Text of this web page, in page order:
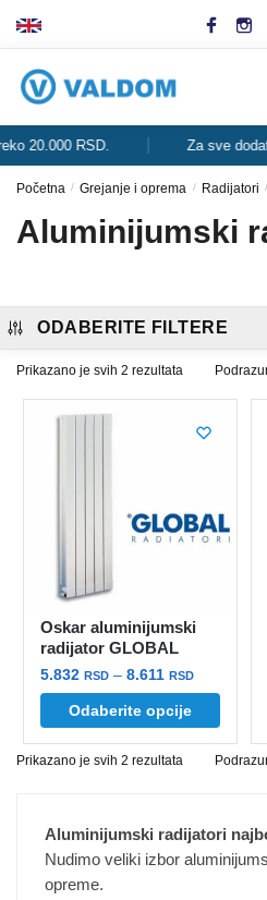
20.000 RSD. Za sve
Početna / Grejanje i oprema / Radijatori /
Aluminijumski
ODABERITE FILTERE
Prikazano je svih 2 rezultata
Oskar aluminijumski
radijator GLOBAL
5.832RSD – 8.611RSDRaspon
cena:
5.832 rsd
Odaberite opcije
Ovaj
ima
Opcije
mogu
biti
Prikazano je svih 2 rezultata
Aluminijumski radijatori
Nudimo veliki izbor
opreme.